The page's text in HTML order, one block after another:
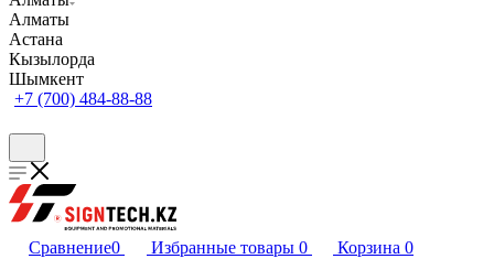
Алматы
Астана
Кызылорда
Шымкент
+7 (700) 484-88-88
Сравнение0 Избранные товары 0 Корзина 0